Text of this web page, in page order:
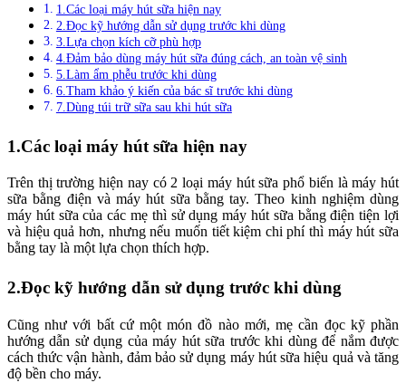
1.Các loại máy hút sữa hiện nay
2.Đọc kỹ hướng dẫn sử dụng trước khi dùng
3.Lựa chọn kích cỡ phù hợp
4.Đảm bảo dùng máy hút sữa đúng cách, an toàn vệ sinh
5.Làm ẩm phễu trước khi dùng
6.Tham khảo ý kiến của bác sĩ trước khi dùng
7.Dùng túi trữ sữa sau khi hút sữa
1.Các loại máy hút sữa hiện nay
Trên thị trường hiện nay có 2 loại máy hút sữa phổ biến là máy hút
sữa bằng điện và máy hút sữa bằng tay. Theo kinh nghiệm dùng
máy hút sữa của các mẹ thì sử dụng máy hút sữa bằng điện tiện lợi
và hiệu quả hơn, nhưng nếu muốn tiết kiệm chi phí thì máy hút sữa
bằng tay là một lựa chọn thích hợp.
2.Đọc kỹ hướng dẫn sử dụng trước khi dùng
Cũng như với bất cứ một món đồ nào mới, mẹ cần đọc kỹ phần
hướng dẫn sử dụng của máy hút sữa trước khi dùng để nắm được
cách thức vận hành, đảm bảo sử dụng máy hút sữa hiệu quả và tăng
độ bền cho máy.